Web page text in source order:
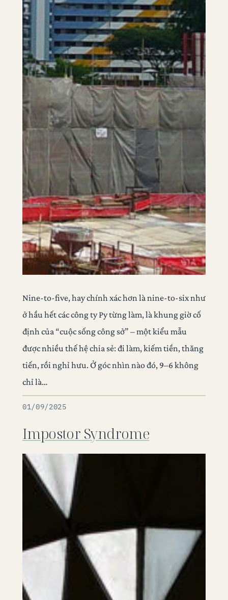
Nine-to-five, hay chính xác hơn là nine-to-six như
ở hầu hết các công ty Py từng làm, là khung giờ cố
định của “cuộc sống công sở” – một kiểu mẫu
được nhiều thế hệ chia sẻ: đi làm, kiếm tiền, thăng
tiến, rồi nghỉ hưu. Ở góc nhìn nào đó, 9–6 không
chỉ là…
01/09/2025
Impostor Syndrome